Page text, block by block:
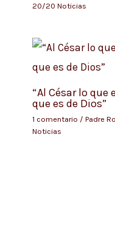
20/20 Noticias
“Al César lo que
que es de Dios”
1 comentario / Padre
Noticias